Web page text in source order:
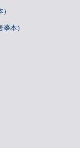
本）